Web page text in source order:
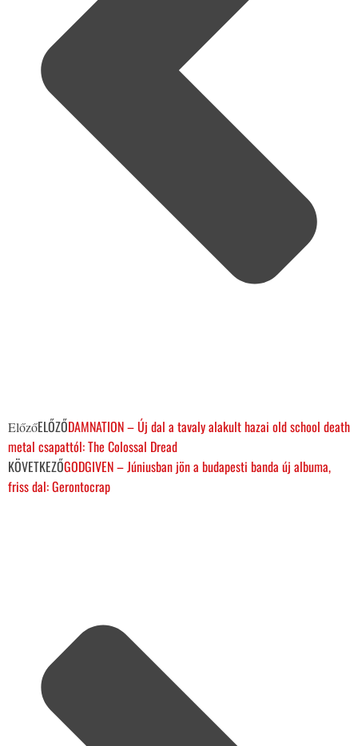
ElőzőELŐZŐDAMNATION – Új dal a tavaly alakult hazai old school death
metal csapattól: The Colossal Dread
KÖVETKEZŐGODGIVEN – Júniusban jön a budapesti banda új albuma,
friss dal: Gerontocrap